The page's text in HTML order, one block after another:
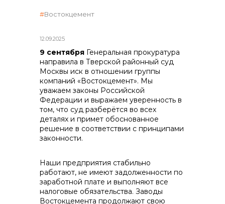
контакты отдела закупок
Контакты
+7 (423) 234 50 50
12.09.2025
Востокцемент
9 сентября Генеральная прокуратура
направила в Тверской районный суд
Москвы иск в отношении группы
компаний «Востокцемент». Мы
уважаем законы Российской
Федерации и выражаем уверенность в
том, что суд разберётся во всех
деталях и примет обоснованное
решение в соответствии с принципами
законности.
Наши предприятия стабильно
работают, не имеют задолженности по
заработной плате и выполняют все
налоговые обязательства. Заводы
Востокцемента продолжают свою